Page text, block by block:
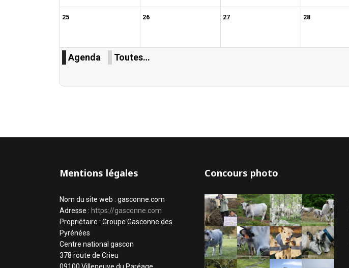
25 26 27 28
Agenda Toutes…
Mentions légales
Nom du site web : gasconne.com
Adresse : https://gasconne.com
Propriétaire : Groupe Gasconne des
Pyrénées
Centre national gascon
378 route de Crieu
Concours photo